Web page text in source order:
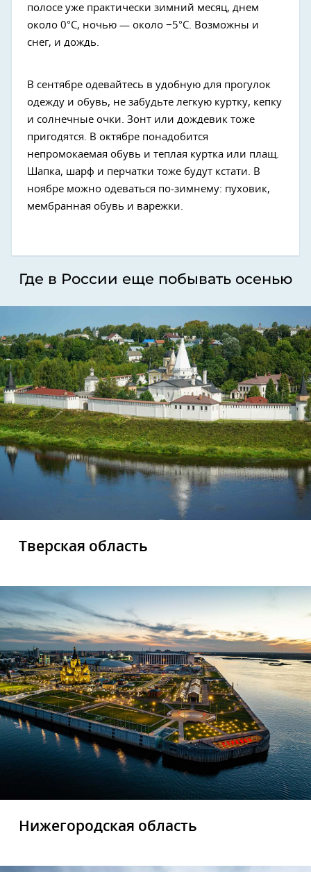
полосе уже практически зимний месяц, днем
около 0°C, ночью — около −5°C. Возможны и
снег, и дождь.
В сентябре одевайтесь в удобную для прогулок
одежду и обувь, не забудьте легкую куртку, кепку
и солнечные очки. Зонт или дождевик тоже
пригодятся. В октябре понадобится
непромокаемая обувь и теплая куртка или плащ.
Шапка, шарф и перчатки тоже будут кстати. В
ноябре можно одеваться по-зимнему: пуховик,
мембранная обувь и варежки.
Где в России еще побывать осенью
Тверская область
Нижегородская область